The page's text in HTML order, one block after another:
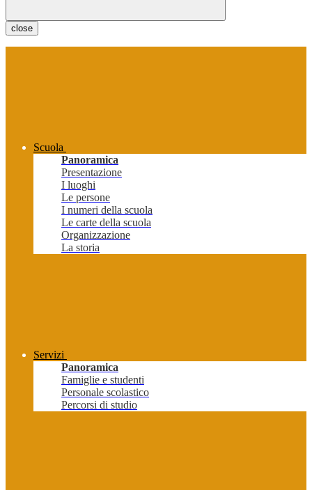
close
Scuola
Panoramica
Presentazione
I luoghi
Le persone
I numeri della scuola
Le carte della scuola
Organizzazione
La storia
Servizi
Panoramica
Famiglie e studenti
Personale scolastico
Percorsi di studio